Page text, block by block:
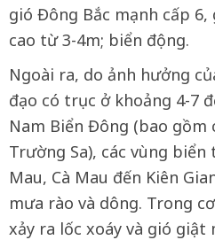
gió Đông Bắc mạnh cấp
cao từ 3-4m; biển động.
Ngoài ra, do ảnh hưởng
đạo có trục ở khoảng 4-7
Nam Biển Đông (bao gồm
Trường Sa), các vùng biển
Mau, Cà Mau đến Kiên
mưa rào và dông. Trong
xảy ra lốc xoáy và gió giật